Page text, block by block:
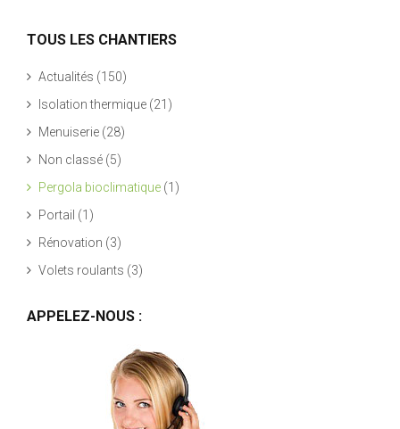
TOUS LES CHANTIERS
Actualités (150)
Isolation thermique (21)
Menuiserie (28)
Non classé (5)
Pergola bioclimatique (1)
Portail (1)
Rénovation (3)
Volets roulants (3)
APPELEZ-NOUS :